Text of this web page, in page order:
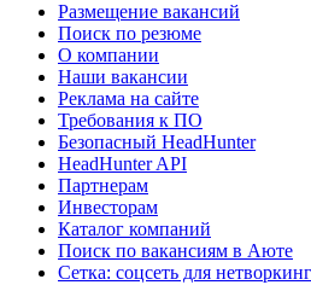
Размещение вакансий
Поиск по резюме
О компании
Наши вакансии
Реклама на сайте
Требования к ПО
Безопасный HeadHunter
HeadHunter API
Партнерам
Инвесторам
Каталог компаний
Поиск по вакансиям в Аюте
Сетка: соцсеть для